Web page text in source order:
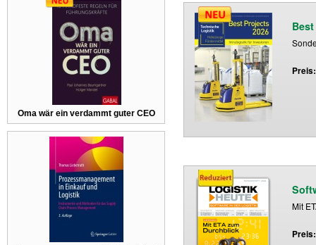
Oma wär ein verdammt guter CEO
Mit